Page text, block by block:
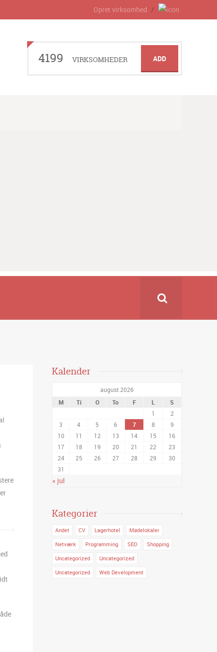
Opret virksomhed
4199 VIRKSOMHEDER ADD
Kalender
august 2026
M
Ti O To F L
S
1
2
3
4 5 6 7 8
9
10
11 12 13 14 15
16
17
18 19 20 21 22
23
24
25 26 27 28 29
30
31
« jul
Kategorier
Andet CV Lagerhotel
Mødelokaler
Netværk
Programming SEO
Shopping
Uncategorized
Uncategorized
Uncategorized
Web Development